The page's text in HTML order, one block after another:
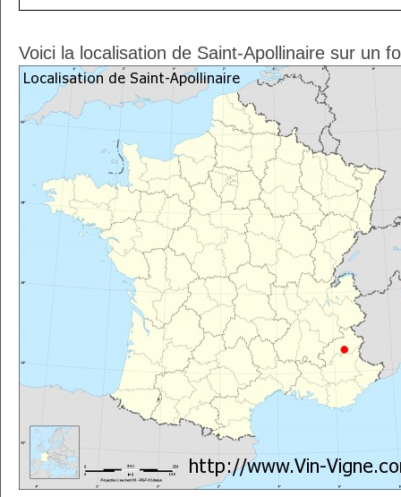
Voici la localisation de Saint-Apollinaire sur un